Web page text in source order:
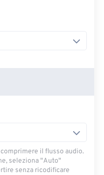
il flusso audio.
seleziona "Auto"
senza ricodificare